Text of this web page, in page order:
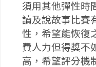
須用其他彈性時
讀及說故事比賽
性，希望能恢復
費人力但得獎不
高，希望評分機